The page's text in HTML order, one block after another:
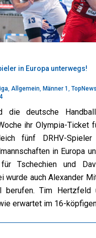
in Europa unterwegs!
, Allgemein, Männer 1 , TopNews
die deutsche
ihr Olympia-Ticket
fünf DRHV-
in Europa
für Tschechien und
wurde auch Alexander
berufen. Tim Hertzfeld
erwartet im 16-